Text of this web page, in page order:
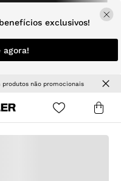
exclusivos!
agora!
| Jeans e tendências para